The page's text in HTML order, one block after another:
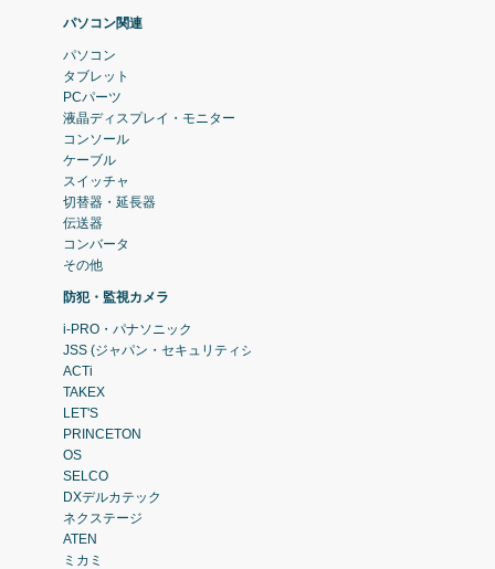
パソコン関連
パソコン
タブレット
PCパーツ
液晶ディスプレイ・モニター
コンソール
ケーブル
スイッチャ
切替器・延長器
伝送器
コンバータ
その他
防犯・監視カメラ
i-PRO・パナソニック
JSS (ジャパン・セキュリティシステム)
ACTi
TAKEX
LET'S
PRINCETON
OS
SELCO
DXデルカテック
ネクステージ
ATEN
ミカミ